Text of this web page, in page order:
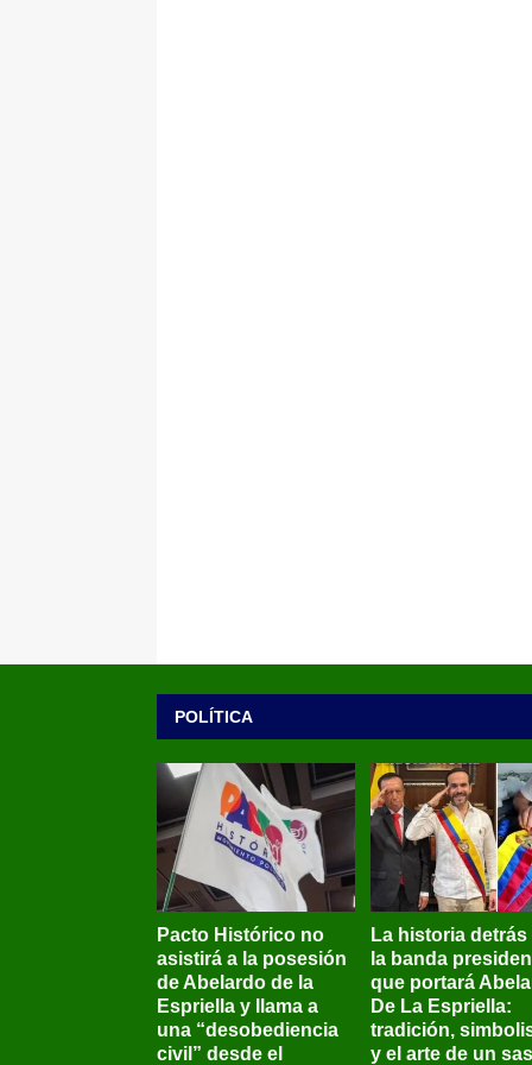
POLÍTICA
Pacto Histórico no
asistirá a la posesión
de Abelardo de la
Espriella y llama a
una “desobediencia
civil” desde el
La historia detrás
la banda
que portará
De La Espriella:
tradición,
y el arte de un